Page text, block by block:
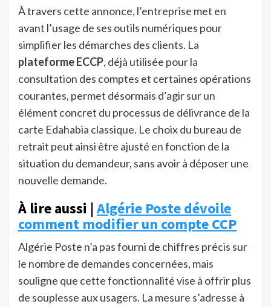
À travers cette annonce, l’entreprise met en
avant l’usage de ses outils numériques pour
simplifier les démarches des clients. La
plateforme ECCP, déjà utilisée pour la
consultation des comptes et certaines opérations
courantes, permet désormais d’agir sur un
élément concret du processus de délivrance de la
carte Edahabia classique. Le choix du bureau de
retrait peut ainsi être ajusté en fonction de la
situation du demandeur, sans avoir à déposer une
nouvelle demande.
À lire aussi |Algérie Poste dévoile
comment modifier un compte CCP
Algérie Poste n’a pas fourni de chiffres précis sur
le nombre de demandes concernées, mais
souligne que cette fonctionnalité vise à offrir plus
de souplesse aux usagers. La mesure s’adresse à